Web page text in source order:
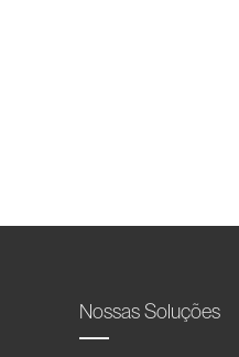
Nossas Soluções